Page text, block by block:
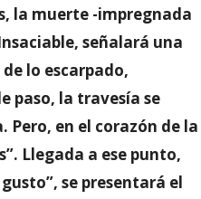
la muerte -impregnada
señalará una
lo escarpado,
paso, la travesía se
Pero, en el corazón de la
Llegada a ese punto,
se presentará el